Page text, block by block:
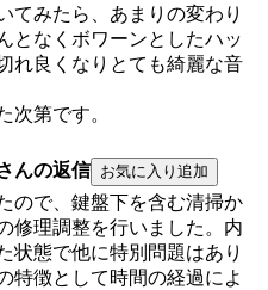
てみたら、あまりの変わり
となくボワーンとしたハッ
れ良くなりとても綺麗な音
次第です。
んの返信
ので、鍵盤下を含む清掃か
修理調整を行いました。内
状態で他に特別問題はあり
特徴として時間の経過によ